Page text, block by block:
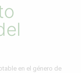
en el género de